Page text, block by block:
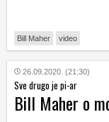
Bill Maher video
26.09.2020. (21:30)
Sve drugo je pi-ar
Bill Maher o